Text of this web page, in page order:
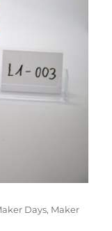
Days, Maker